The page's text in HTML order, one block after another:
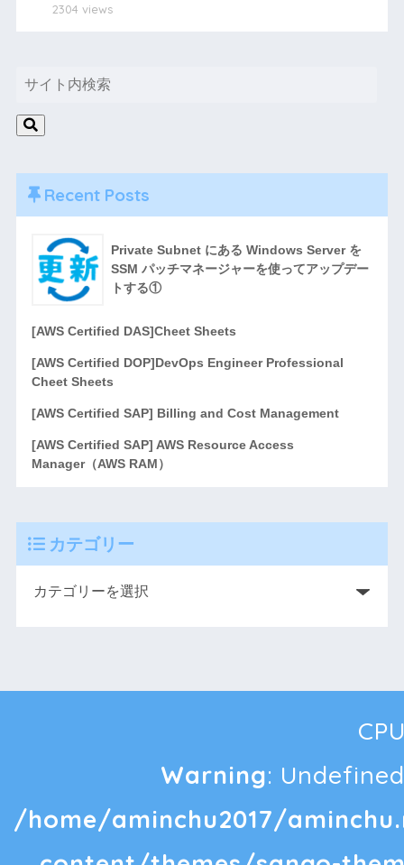
2304 views
Recent Posts
Private Subnet にある Windows Server を
SSM パッチマネージャーを使ってアップデー
トする①
[AWS Certified DAS]Cheet Sheets
[AWS Certified DOP]DevOps Engineer Professional
Cheet Sheets
[AWS Certified SAP] Billing and Cost Management
[AWS Certified SAP] AWS Resource Access
Manager（AW​​S RAM）
カテゴリー
Warning:
/home/aminchu2017/